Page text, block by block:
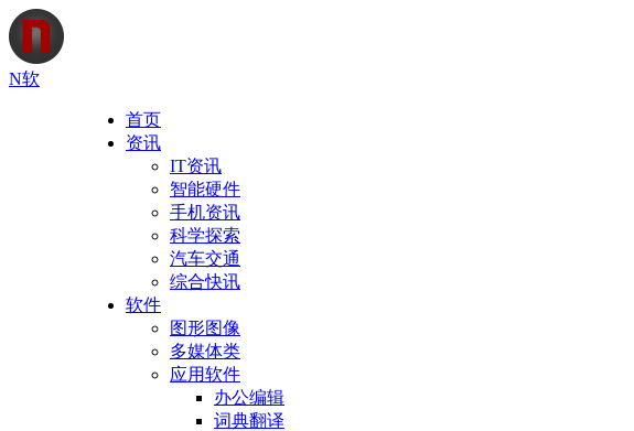
N软
首页
资讯
IT资讯
智能硬件
手机资讯
科学探索
汽车交通
综合快讯
软件
图形图像
多媒体类
应用软件
办公编辑
词典翻译